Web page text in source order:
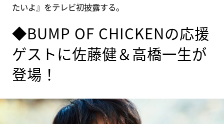
たいよ』をテレビ初披露する。
◆BUMP OF CHICKENの応援
ゲストに佐藤健＆高橋一生が
登場！